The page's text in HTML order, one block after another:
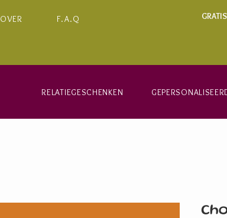
OVER F.A.Q
RELATIEGESCHENKEN